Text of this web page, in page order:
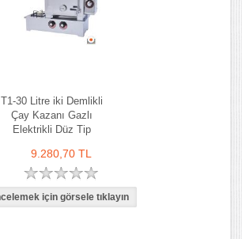
T1-30 Litre iki Demlikli
Çay Kazanı Gazlı
Elektrikli Düz Tip
9.280,70 TL